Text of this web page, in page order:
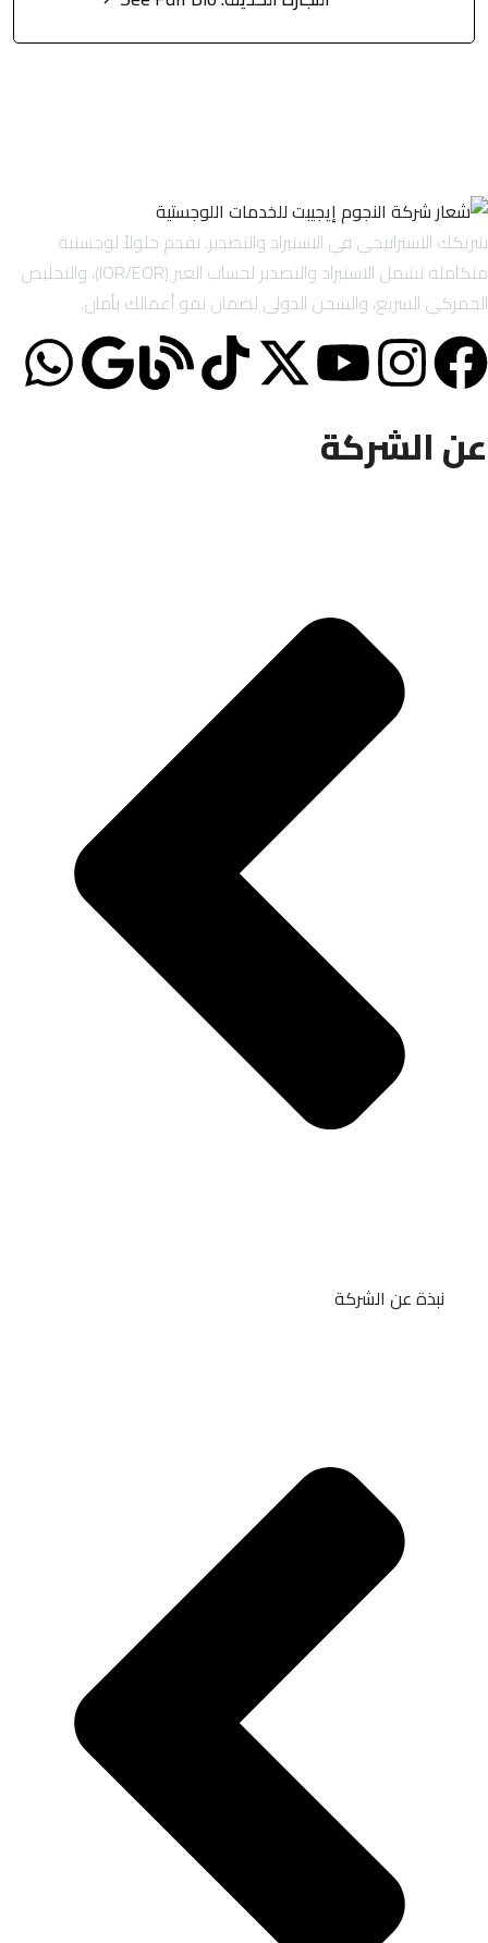
شريكك الاستراتيجي في الاستيراد والتصدير. نقدم حلولاً لوجستية
متكاملة تشمل الاستيراد والتصدير لحساب الغير (IOR/EOR)، والتخليص
الجمركي السريع، والشحن الدولي لضمان نمو أعمالك بأمان.
عن الشركة
نبذة عن الشركة